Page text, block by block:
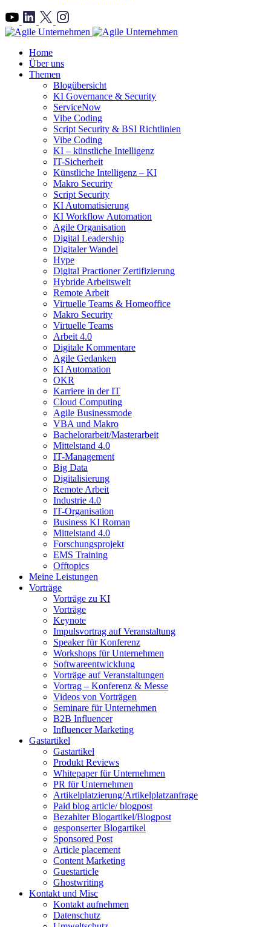
">
Home
Über uns
Themen
Blogübersicht
KI Governance & Security
ServiceNow
Vibe Coding
Script Security & BSI Richtlinien
Vibe Coding
KI – künstliche Intelligenz
IT-Sicherheit
Künstliche Intelligenz – KI
Makro Security
Script Security
KI Automatisierung
KI Workflow Automation
Agile Organisation
Digital Leadership
Digitaler Wandel
Hype
Digital Practioner Zertifizierung
Hybride Arbeitswelt
Remote Arbeit
Virtuelle Teams & Homeoffice
Makro Security
Virtuelle Teams
Arbeit 4.0
Digitale Kommentare
Agile Gedanken
KI Automation
OKR
Karriere in der IT
Cloud Computing
Agile Businessmode
VBA und Makro
Bachelorarbeit/Masterarbeit
Mittelstand 4.0
IT-Management
Big Data
Digitalisierung
Remote Arbeit
Industrie 4.0
IT-Organisation
Business KI Roman
Mittelstand 4.0
Forschungsprojekt
EMS Training
Offtopics
Meine Leistungen
Vorträge
Vorträge zu KI
Vorträge
Keynote
Impulsvortrag auf Veranstaltung
Speaker für Konferenz
Workshops für Unternehmen
Softwareentwicklung
Vorträge auf Veranstaltungen
Vortrag – Konferenz & Messe
Videos von Vorträgen
Seminare für Unternehmen
B2B Influencer
Influencer Marketing
Gastartikel
Gastartikel
Produkt Reviews
Whitepaper für Unternehmen
PR für Unternehmen
Artikelplatzierung/Artikelplatzanfrage
Paid blog article/ blogpost
Bezahlter Blogartikel/Blogpost
gesponserter Blogartikel
Sponsored Post
Article placement
Content Marketing
Guestarticle
Ghostwriting
Kontakt und Misc
Kontakt aufnehmen
Datenschutz